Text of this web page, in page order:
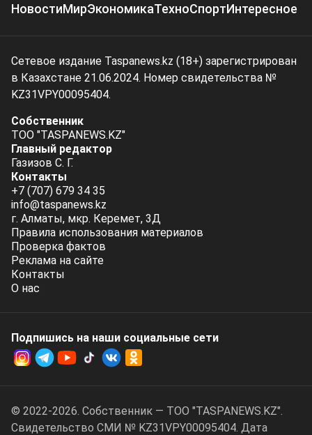
НовостиМирЭкономикаТехноСпортИнтересное
Сетевое издание Taspanews.kz (18+) зарегистрирован
в Казахстане 21.06.2024. Номер свидетельства №
KZ31VPY00095404.
Собственник
ТОО "TASPANEWS.KZ"
Главный редактор
Газизов С. Г.
Контакты
+7 (707) 679 34 35
info@taspanews.kz
г. Алматы, мкр. Керемет, 3Д
Правила использования материалов
Проверка фактов
Реклама на сайте
Контакты
О нас
Подпишись на наши социальные cети
© 2022-2026. Собственник — ТОО "TASPANEWS.KZ".
Cвидетельство СМИ № KZ31VPY00095404. Дата